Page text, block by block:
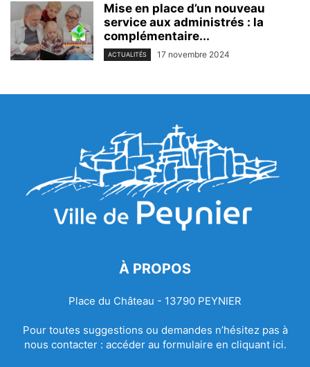
Mise en place d’un nouveau
service aux administrés : la
complémentaire...
ACTUALITÉS 17 novembre 2024
À PROPOS
Place du Château - 13790 PEYNIER
Pour toutes suggestions ou demandes n’hésitez pas à
nous contacter : accéder au formulaire en cliquant ici.